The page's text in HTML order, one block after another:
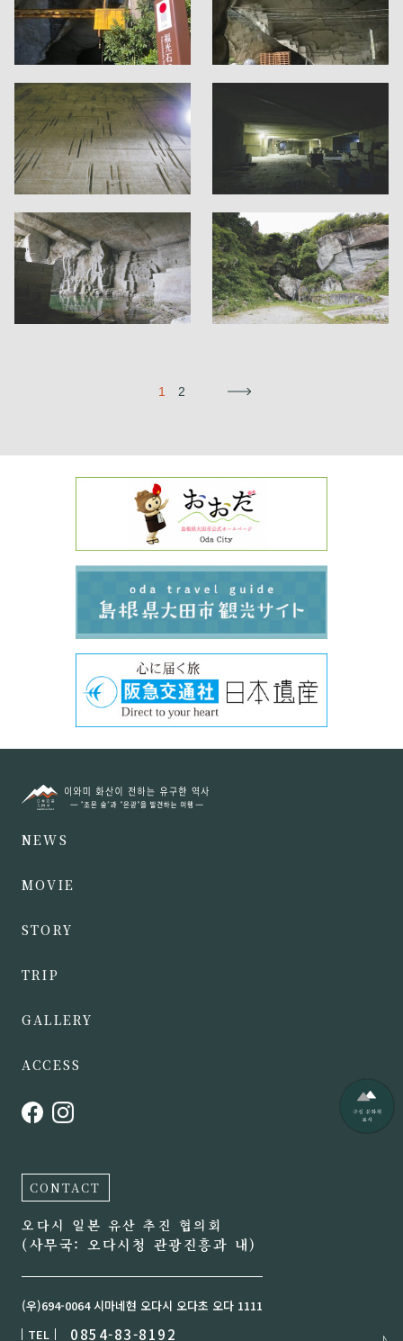
1 2
NEWS
MOVIE
STORY
TRIP
GALLERY
ACCESS
CONTACT
오다시 일본 유산 추진 협의회
(사무국: 오다시청 관광진흥과 내)
(우)694-0064 시마네현 오다시 오다초 오다 1111
TEL
0854-83-8192